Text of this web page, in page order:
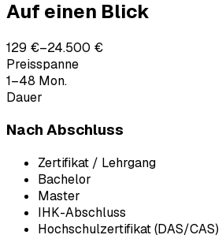
Auf einen Blick
129 €–24.500 €
Preisspanne
1–48 Mon.
Dauer
Nach Abschluss
Zertifikat / Lehrgang
Bachelor
Master
IHK-Abschluss
Hochschulzertifikat (DAS/CAS)